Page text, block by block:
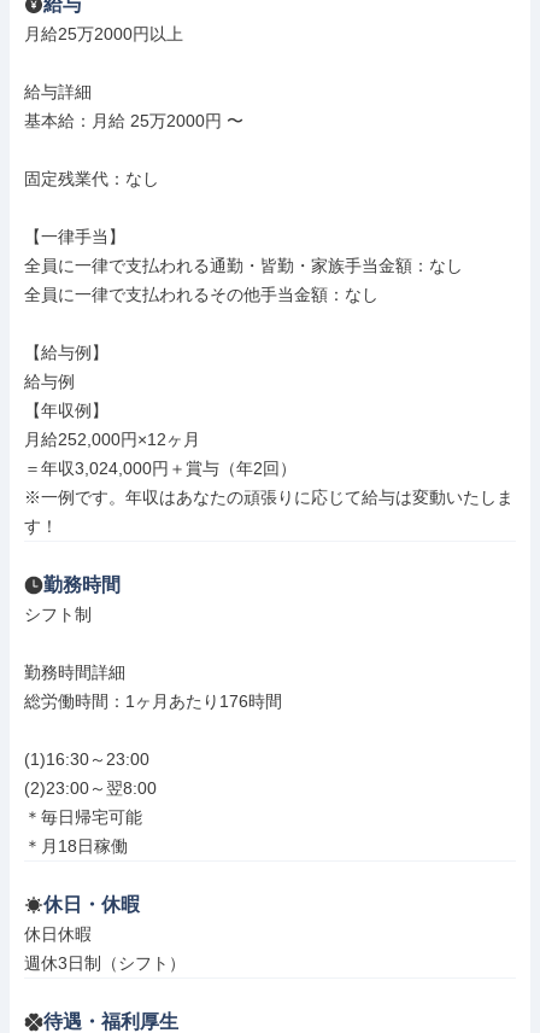
給与
月給25万2000円以上
給与詳細
基本給：月給 25万2000円 〜
固定残業代：なし
【一律手当】
全員に一律で支払われる通勤・皆勤・家族手当金額：なし
全員に一律で支払われるその他手当金額：なし
【給与例】
給与例
【年収例】
月給252,000円×12ヶ月
＝年収3,024,000円＋賞与（年2回）
※一例です。年収はあなたの頑張りに応じて給与は変動いたしま
す！
勤務時間
シフト制
勤務時間詳細
総労働時間：1ヶ月あたり176時間
(1)16:30～23:00
(2)23:00～翌8:00
＊毎日帰宅可能
＊月18日稼働
休日・休暇
休日休暇
週休3日制（シフト）
待遇・福利厚生